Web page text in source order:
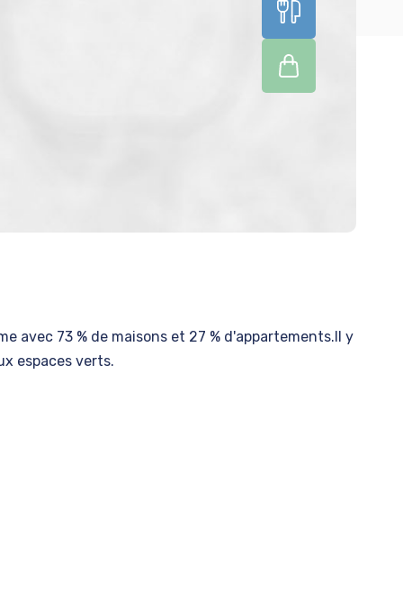
avec 73 % de maisons et 27 % d'appartements.Il y
espaces verts.